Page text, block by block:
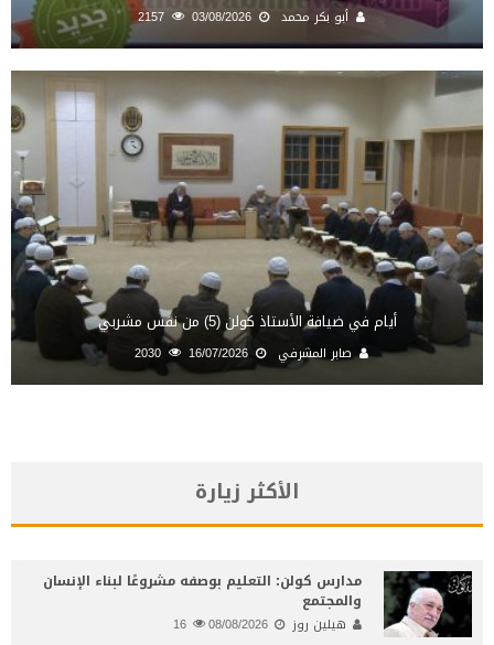
أبو بكر محمد 03/08/2026
2157
أيام في ضيافة الأستاذ كولن (5) من نفس مشربي
صابر المشرفي 16/07/2026
2030
الأكثر زيارة
مدارس كولن: التعليم بوصفه مشروعًا لبناء الإنسان
والمجتمع
هيلين روز 08/08/2026